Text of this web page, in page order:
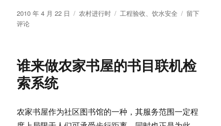
发
布
2010 年 4 月 22 日
分
农村进行时
标
工程验收、饮水安全
于
加
强
北
省
留下
评论
谁来做农家书屋的书目联机检
索系统
农家书屋作为社区图书馆的一种，其服务范围一定程